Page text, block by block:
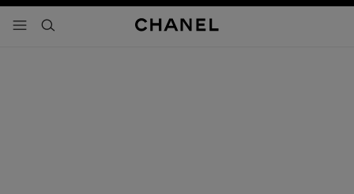
- navegación principal
buscar